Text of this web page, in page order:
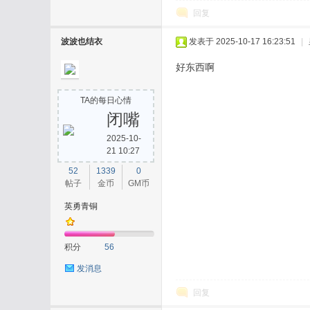
回复
波波也结衣
TA的每日心情
闭嘴
2025-10-
21 10:27
52
帖子
1339
金币
0
GM币
英勇青铜
积分 56
发消息
发表于 2025-10-17 16:23:51
好东西啊
回复